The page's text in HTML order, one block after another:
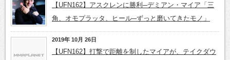
【UFN162】アスクレンに勝利─デミアン・マイア「三
角、オモプラッタ、ヒール─ずっと磨いてきたモノ」
2019年 10月 26日
【UFN162】打撃で距離を制したマイアが、テイクダウ